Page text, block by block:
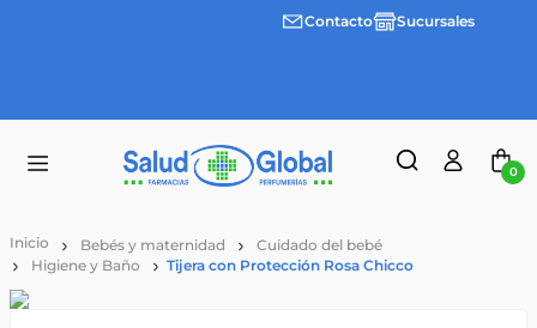
Envíos
Contacto Sucursales
0
Bebés y maternidad
Cuidado del bebé
Higiene y Baño
Tijera con Protección Rosa Chicco